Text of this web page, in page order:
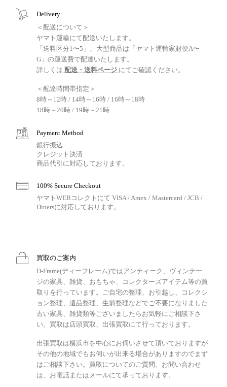
Delivery
＜配送について＞
ヤマト運輸にて配送いたします。
「送料区分1〜5」、大型商品は「ヤマト運輸家財便A〜
G」の運送費で配達いたします。
詳しくは 配送・送料ページ にてご確認ください。
＜配達時間帯指定＞
8時～12時 / 14時～16時 / 16時～18時
18時～20時 / 19時～21時
Payment Method
銀行振込
クレジット決済
商品代引に対応しております。
100% Secure Checkout
ヤマトWEBコレクトにて VISA / Amex / Mastercard / JCB /
Dinersに対応しております。
買取のご案内
D-Frame(ディーフレーム)ではアンティーク、ヴィンテー
ジの家具、雑貨、おもちゃ、コレクターズアイテム等の買
取りを行っています。ご自宅の整理、お引越し、コレクシ
ョン整理、遺品整理、生前整理などでご不要になりました
古い家具、雑貨類等ございましたらお気軽にご相談下さ
い。買取は店頭買取、出張買取にて行っております。
出張買取は横浜市を中心にお伺いさせて頂いておりますが
その他の地域でもお伺いが出来る場合がありますのでまず
はご相談下さい。買取についてのご質問、お問い合わせ
は、お電話またはメールにて承っております。